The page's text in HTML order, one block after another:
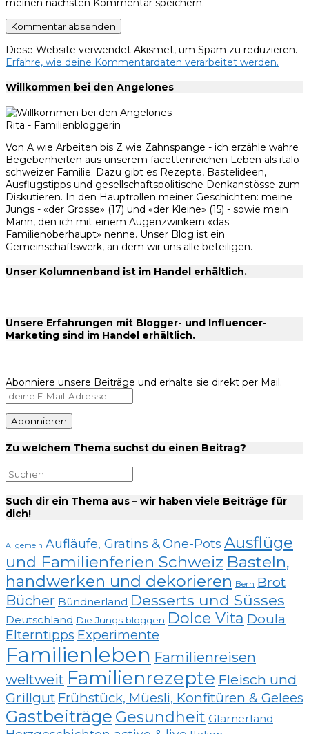
Diese Website verwendet Akismet, um Spam zu reduzieren.
Erfahre, wie deine Kommentardaten verarbeitet werden.
Willkommen bei den Angelones
Rita - Familienbloggerin
Von A wie Arbeiten bis Z wie Zahnspange - ich erzähle wahre
Begebenheiten aus unserem facettenreichen Leben als italo-
schweizer Familie. Dazu gibt es Rezepte, Bastelideen,
Ausflugstipps und gesellschaftspolitische Denkanstösse zum
Diskutieren. In den Hauptrollen meiner Geschichten: meine
Jungs - «der Grosse» (17) und «der Kleine» (15) - sowie mein
Mann, den ich mit einem Augenzwinkern «das
Familienoberhaupt» nenne. Unser Blog ist ein
Gemeinschaftswerk, an dem wir uns alle beteiligen.
Unser Kolumnenband ist im Handel erhältlich.
Unsere Erfahrungen mit Blogger- und Influencer-
Marketing sind im Handel erhältlich.
Abonniere unsere Beiträge und erhalte sie direkt per Mail.
Zu welchem Thema suchst du einen Beitrag?
Such dir ein Thema aus – wir haben viele Beiträge für
dich!
Allgemein Aufläufe, Gratins & One-Pots Ausflüge
und Familienferien Schweiz Basteln,
handwerken und dekorieren Bern Brot
Bücher Bündnerland Desserts und Süsses
Deutschland Die Jungs bloggen Dolce Vita Doula
Elterntipps Experimente
Familienleben Familienreisen
weltweit Familienrezepte Fleisch und
Grillgut Frühstück, Müesli, Konfitüren & Gelees
Gastbeiträge Gesundheit Glarnerland